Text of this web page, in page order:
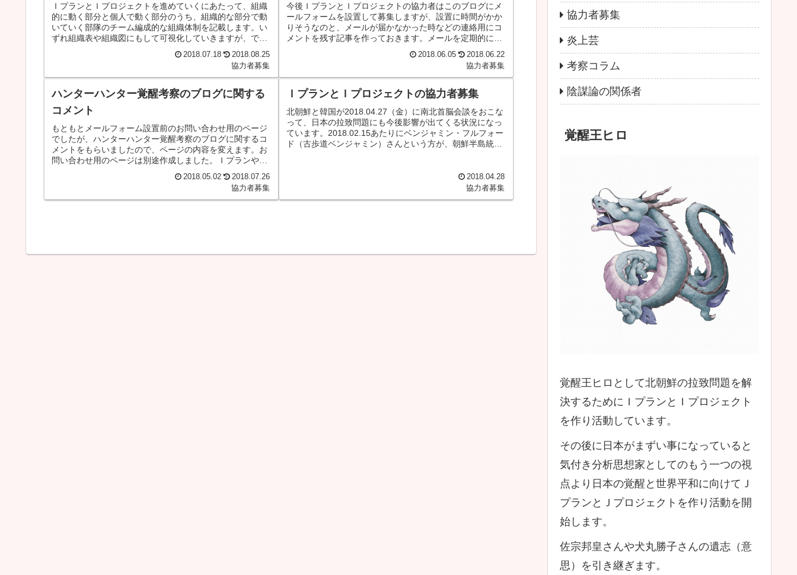
ＩプランとＩプロジェクトを進めていくにあたって、組織
的に動く部分と個人で動く部分のうち、組織的な部分で動
いていく部隊のチーム編成的な組織体制を記載します。い
ずれ組織表や組織図にもして可視化していきますが、でき
2018.07.18
2018.08.25
協力者募集
今後ＩプランとＩプロジェクトの協力者はこのブログにメ
ールフォームを設置して募集しますが、設置に時間がかか
りそうなのと、メールが届かなかった時などの連絡用にコ
メントを残す記事を作っておきます。メールを定期的にチ
2018.06.05
2018.06.22
協力者募集
ハンターハンター覚醒考察のブログに関する
コメント
もともとメールフォーム設置前のお問い合わせ用のページ
でしたが、ハンターハンター覚醒考察のブログに関するコ
メントをもらいましたので、ページの内容を変えます。お
問い合わせ用のページは別途作成しました。ＩプランやＩ
2018.05.02
2018.07.26
協力者募集
ＩプランとＩプロジェクトの協力者募集
北朝鮮と韓国が2018.04.27（金）に南北首脳会談をおこな
って、日本の拉致問題にも今後影響が出てくる状況になっ
ています。2018.02.15あたりにベンジャミン・フルフォー
ド（古歩道ベンジャミン）さんという方が、朝鮮半島統一
2018.04.28
協力者募集
協力者募集
炎上芸
考察コラム
陰謀論の関係者
覚醒王ヒロ
覚醒王ヒロとして北朝鮮の拉致問題を解
決するためにＩプランとＩプロジェクト
を作り活動しています。
その後に日本がまずい事になっていると
気付き分析思想家としてのもう一つの視
点より日本の覚醒と世界平和に向けてＪ
プランとＪプロジェクトを作り活動を開
始します。
佐宗邦皇さんや犬丸勝子さんの遺志（意
思）を引き継ぎます。